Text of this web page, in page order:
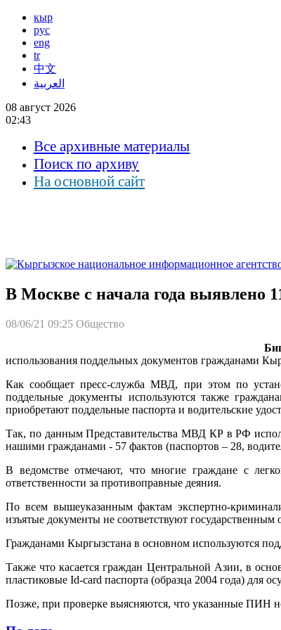
кыр
рус
eng
tr
中文
العربية
08 август 2026
02:43
Все архивные материалы
Поиск по архиву
На основной сайт
В Москве с начала года выявлено
08/06/21 09:25 Общество
использования поддельных документов гражданами
Как сообщает пресс-служба МВД, при этом по
поддельные документы используются также
приобретают поддельные паспорта и водительские
Так, по данным Представительства МВД КР в РФ
нашими гражданами - 57 фактов (паспортов – 28,
В ведомстве отмечают, что многие граждане с
ответственности за противоправные деяния.
По всем вышеуказанным фактам экспертно-
изъятые документы не соответствуют
Гражданами Кыргызстана в основном используются
Также что касается граждан Центральной Азии, в
пластиковые Id-card паспорта (образца 2004 года) для
Позже, при проверке выясняются, что указанные ПИН